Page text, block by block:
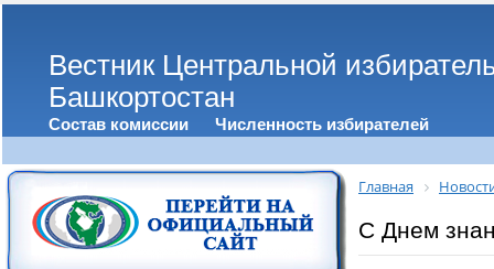
Вестник Центральной
Башкортостан
Состав комиссии Численность избирателей
Главная
С Днем